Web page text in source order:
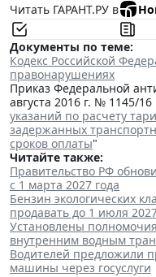
Читать ГАРАНТ.РУ в
Документы по теме:
Кодекс Российской
правонарушениях
Приказ Федеральной
августа 2016 г. № 1145/16
указаний по расчету
задержанных
сроков оплаты"
Читайте также:
Правительство РФ
с 1 марта 2027 года
Бензин экологических
продавать до 1 июля
Установлены
внутренним водным
Водителей предложили
машины через госуслуги